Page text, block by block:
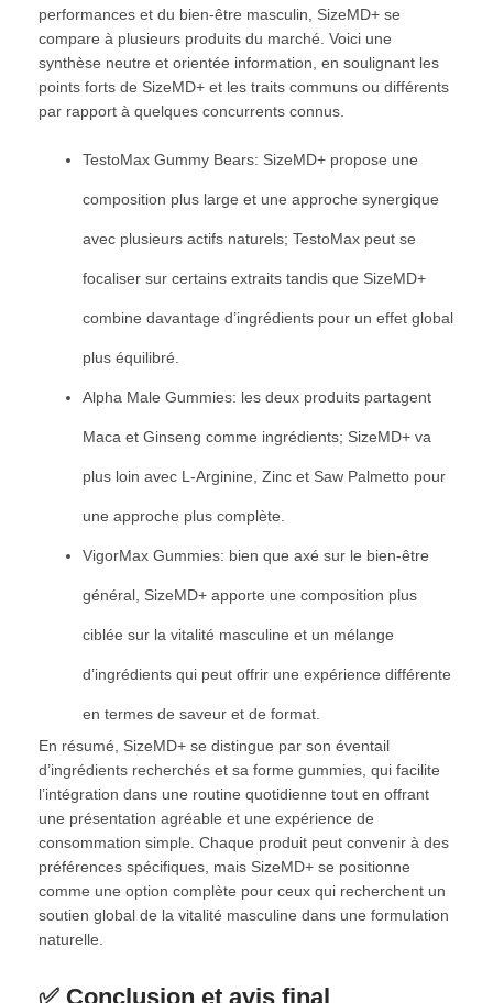
performances et du bien-être masculin, SizeMD+ se
compare à plusieurs produits du marché. Voici une
synthèse neutre et orientée information, en soulignant les
points forts de SizeMD+ et les traits communs ou différents
par rapport à quelques concurrents connus.
TestoMax Gummy Bears: SizeMD+ propose une
composition plus large et une approche synergique
avec plusieurs actifs naturels; TestoMax peut se
focaliser sur certains extraits tandis que SizeMD+
combine davantage d’ingrédients pour un effet global
plus équilibré.
Alpha Male Gummies: les deux produits partagent
Maca et Ginseng comme ingrédients; SizeMD+ va
plus loin avec L-Arginine, Zinc et Saw Palmetto pour
une approche plus complète.
VigorMax Gummies: bien que axé sur le bien-être
général, SizeMD+ apporte une composition plus
ciblée sur la vitalité masculine et un mélange
d’ingrédients qui peut offrir une expérience différente
en termes de saveur et de format.
En résumé, SizeMD+ se distingue par son éventail
d’ingrédients recherchés et sa forme gummies, qui facilite
l’intégration dans une routine quotidienne tout en offrant
une présentation agréable et une expérience de
consommation simple. Chaque produit peut convenir à des
préférences spécifiques, mais SizeMD+ se positionne
comme une option complète pour ceux qui recherchent un
soutien global de la vitalité masculine dans une formulation
naturelle.
✅ Conclusion et avis final